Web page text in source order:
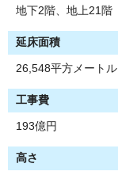
地下2階、地上21階
延床面積
26,548平方メートル
工事費
193億円
高さ